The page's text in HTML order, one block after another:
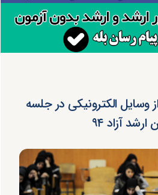
وسایل الکترونیکی در جلسه
ارشد آزاد ۹۴